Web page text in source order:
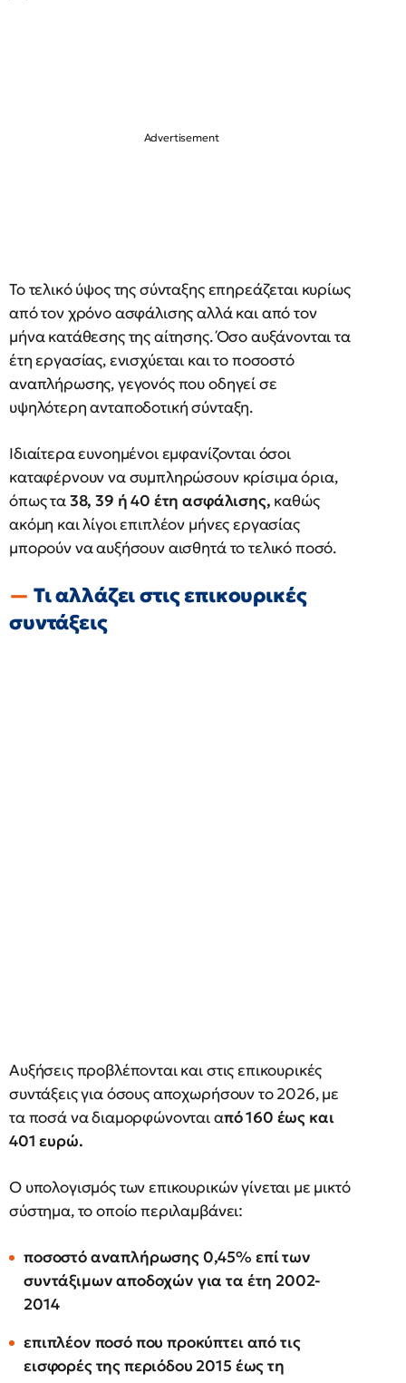
Το τελικό ύψος της σύνταξης επηρεάζεται κυρίως
από τον χρόνο ασφάλισης αλλά και από τον
μήνα κατάθεσης της αίτησης. Όσο αυξάνονται τα
έτη εργασίας, ενισχύεται και το ποσοστό
αναπλήρωσης, γεγονός που οδηγεί σε
υψηλότερη ανταποδοτική σύνταξη.
Ιδιαίτερα ευνοημένοι εμφανίζονται όσοι
καταφέρνουν να συμπληρώσουν κρίσιμα όρια,
όπως τα38, 39 ή 40 έτη ασφάλισης, καθώς
ακόμη και λίγοι επιπλέον μήνες εργασίας
μπορούν να αυξήσουν αισθητά το τελικό ποσό.
Τι αλλάζει στις επικουρικές
συντάξεις
Αυξήσεις προβλέπονται και στις επικουρικές
συντάξεις για όσους αποχωρήσουν το 2026, με
τα ποσά να διαμορφώνονταιαπό 160 έως και
401 ευρώ.
Ο υπολογισμός των επικουρικών γίνεται με μικτό
σύστημα, το οποίο περιλαμβάνει:
ποσοστό αναπλήρωσης 0,45% επί των
συντάξιμων αποδοχών για τα έτη 2002-
2014
επιπλέον ποσό που προκύπτει από τις
εισφορές της περιόδου 2015 έως τη